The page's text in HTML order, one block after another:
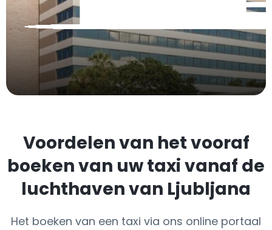
Voordelen van het vooraf
boeken van uw taxi vanaf de
luchthaven van Ljubljana
Het boeken van een taxi via ons online portaal